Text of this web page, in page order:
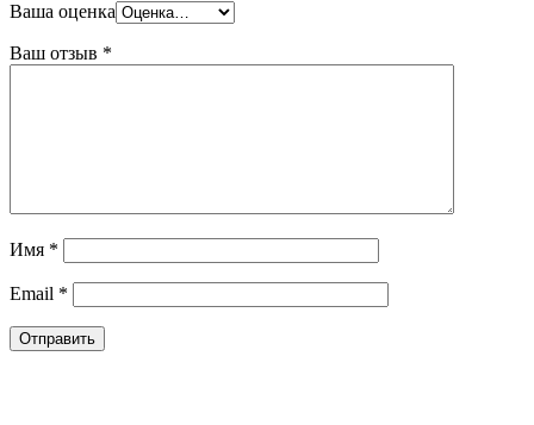
Ваша оценка
Ваш отзыв *
Имя *
Email *